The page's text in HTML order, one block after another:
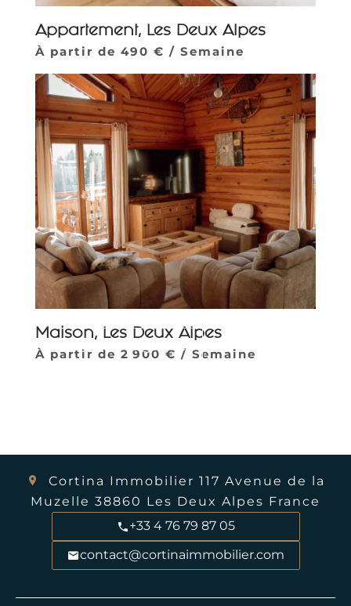
Parcourir la galerie
Appartement, Les Deux Alpes
À partir de 490 € / Semaine
Maison, Les Deux Alpes
À partir de 2 900 € / Semaine
Cortina Immobilier 117 Avenue de la
Muzelle 38860 Les Deux Alpes France
+33 4 76 79 87 05
contact@cortinaimmobilier.com